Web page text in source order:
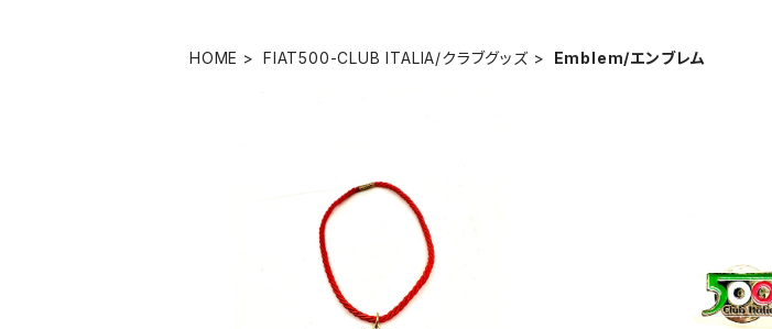
HOME FIAT500-CLUB ITALIA/クラブグッズ Emblem/エンブレム
FIAT500 CLUB ITALIA エンブレム型バッ
クチャーム
¥2,980
¥1,980